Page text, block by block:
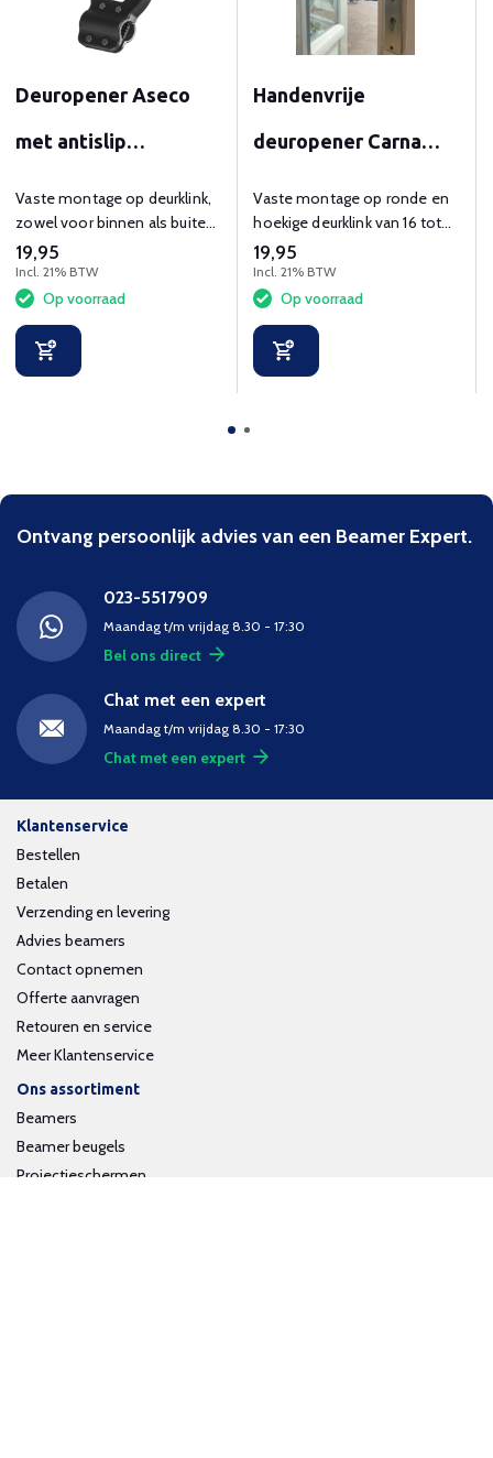
Deuropener Aseco
met antislip
Vaste montage op deurklink,
zowel voor binnen als buiten
met antislip oppervlak.
19,95
Incl. 21% BTW
Op voorraad
Handenvrije
deuropener Carna
Vaste montage op ronde en
hoekige deurklink van 16 tot
24 mm
19,95
Incl. 21% BTW
Op voorraad
Ontvang persoonlijk advies van een Beamer Expert.
023-5517909
Maandag t/m vrijdag 8.30 - 17:30
Bel ons direct
Chat met een expert
Maandag t/m vrijdag 8.30 - 17:30
Chat met een expert
Klantenservice
Bestellen
Betalen
Verzending en levering
Advies beamers
Contact opnemen
Offerte aanvragen
Retouren en service
Meer Klantenservice
Ons assortiment
Beamers
Beamer beugels
Projectieschermen